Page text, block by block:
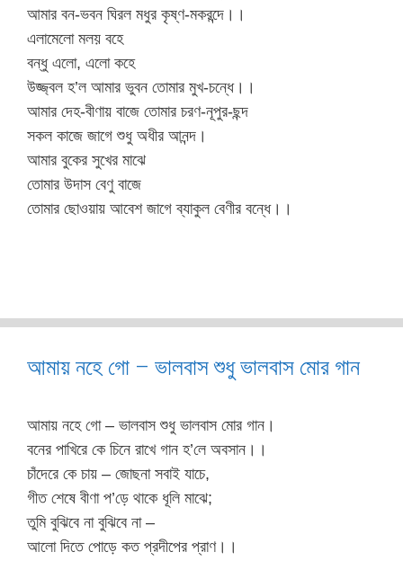
আমার বন-ভবন ঘিরল মধুর কৃষ্ণ-মকরন্দে।।
এলামেলো মলয় বহে
বন্ধু এলো, এলো কহে
উজ্জ্বল হ’ল আমার ভুবন তোমার মুখ-চন্ধে।।
আমার দেহ-বীণায় বাজে তোমার চরণ-নূপুর-ছন্দ
সকল কাজে জাগে শুধু অধীর আনন্দ।
আমার বুকের সুখের মাঝে
তোমার উদাস বেণু বাজে
তোমার ছোওয়ায় আবেশ জাগে ব্যাকুল বেণীর বন্ধে।।
আমায় নহে গো – ভালবাস শুধু ভালবাস মোর গান
আমায় নহে গো – ভালবাস শুধু ভালবাস মোর গান।
বনের পাখিরে কে চিনে রাখে গান হ’লে অবসান।।
চাঁদেরে কে চায় – জোছনা সবাই যাচে,
গীত শেষে বীণা প’ড়ে থাকে ধূলি মাঝে;
তুমি বুঝিবে না বুঝিবে না –
আলো দিতে পোড়ে কত প্রদীপের প্রাণ।।